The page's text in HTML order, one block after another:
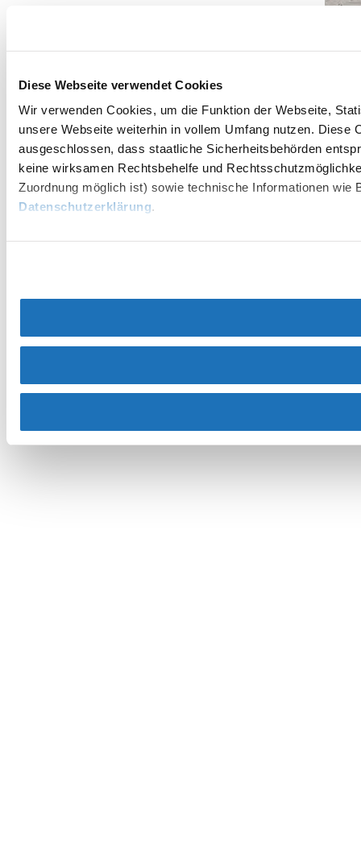
Diese Webseite verwendet Cookies
Wir verwenden Cookies, um die Funktion der Webseite,
unsere Webseite weiterhin in vollem Umfang nutzen.
ausgeschlossen, dass staatliche Sicherheitsbehörden
keine wirksamen Rechtsbehelfe und
Zuordnung möglich ist) sowie technische Informationen
Datenschutzerklärung.